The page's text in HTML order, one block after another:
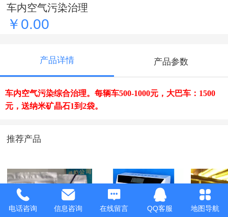
车内空气污染治理
￥0.00
产品详情 产品参数
车内空气污染综合治理。每辆车500-1000元，大巴车：1500
元，送纳米矿晶石1到2袋。
推荐产品
电话咨询 信息咨询 在线留言 QQ客服 地图导航